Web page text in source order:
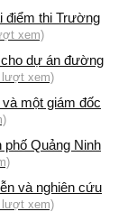
điểm thi Trường
xem)
dự án đường
lượt xem)
một giám đốc
phố Quảng Ninh
và nghiên cứu
lượt xem)